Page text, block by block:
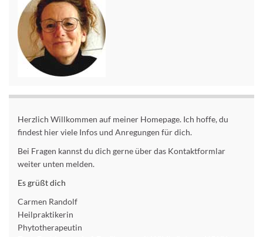
Herzlich Willkommen auf meiner Homepage. Ich hoffe, du
findest hier viele Infos und Anregungen für dich.
Bei Fragen kannst du dich gerne über das Kontaktformlar
weiter unten melden.
Es grüßt dich
Carmen Randolf
Heilpraktikerin
Phytotherapeutin